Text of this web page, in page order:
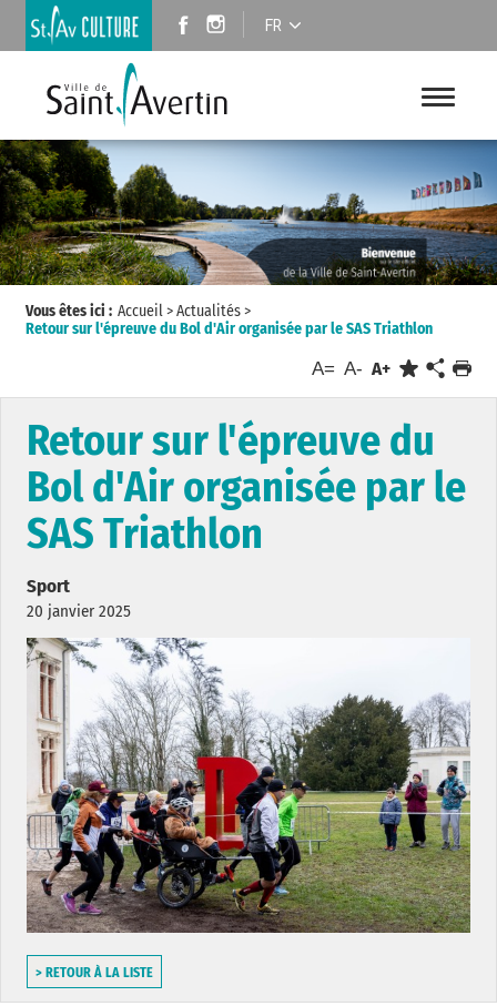
FR
Vous êtes ici : Accueil>Actualités>
Retour sur l'épreuve du Bol d'Air organisée par le SAS Triathlon
A= A- A+
Retour sur l'épreuve du
Bol d'Air organisée par le
SAS Triathlon
Sport
20 janvier 2025
> RETOUR À LA LISTE